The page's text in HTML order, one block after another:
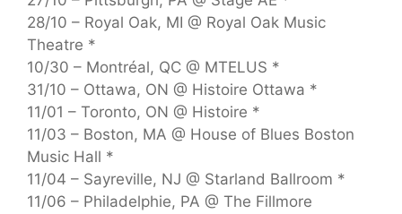
28/10 – Royal Oak, MI @ Royal Oak Music
Theatre *
10/30 – Montréal, QC @ MTELUS *
31/10 – Ottawa, ON @ Histoire Ottawa *
11/01 – Toronto, ON @ Histoire *
11/03 – Boston, MA @ House of Blues Boston
Music Hall *
11/04 – Sayreville, NJ @ Starland Ballroom *
11/06 – Philadelphie, PA @ The Fillmore